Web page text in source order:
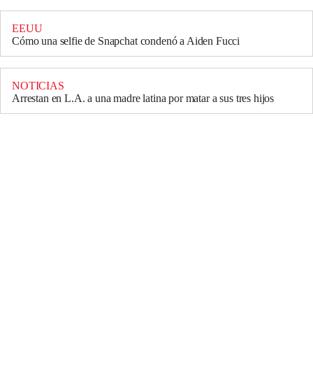
EEUU
Cómo una selfie de Snapchat condenó a Aiden Fucci
NOTICIAS
Arrestan en L.A. a una madre latina por matar a sus tres hijos